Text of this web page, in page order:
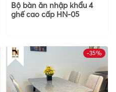
Bộ bàn ăn nhập khẩu 4
ghế cao cấp HN-05
-35%